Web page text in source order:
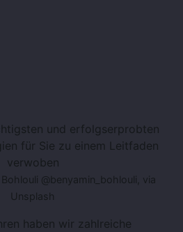
und erfolgserprobten
für Sie zu einem Leitfaden
verwoben
@benyamin_bohlouli, via
Unsplash
haben wir zahlreiche